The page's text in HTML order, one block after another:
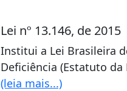
Lei nº 13.146, de 2015
Institui a Lei Brasileira
Deficiência (Estatuto da
(leia mais...)